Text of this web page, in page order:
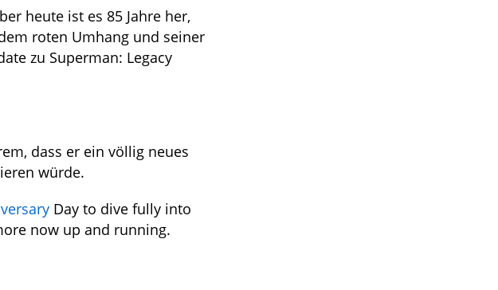
heute ist es 85 Jahre her,
roten Umhang und seiner
zu Superman: Legacy
dass er ein völlig neues
würde.
Day to dive fully into
now up and running.